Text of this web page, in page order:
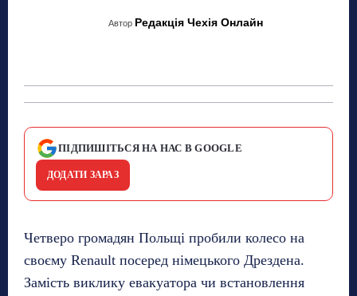
Автор Редакція Чехія Онлайн
ПІДПИШІТЬСЯ НА НАС В GOOGLE
ДОДАТИ ЗАРАЗ
Четверо громадян Польщі пробили колесо на
своєму Renault посеред німецького Дрездена.
Замість виклику евакуатора чи встановлення